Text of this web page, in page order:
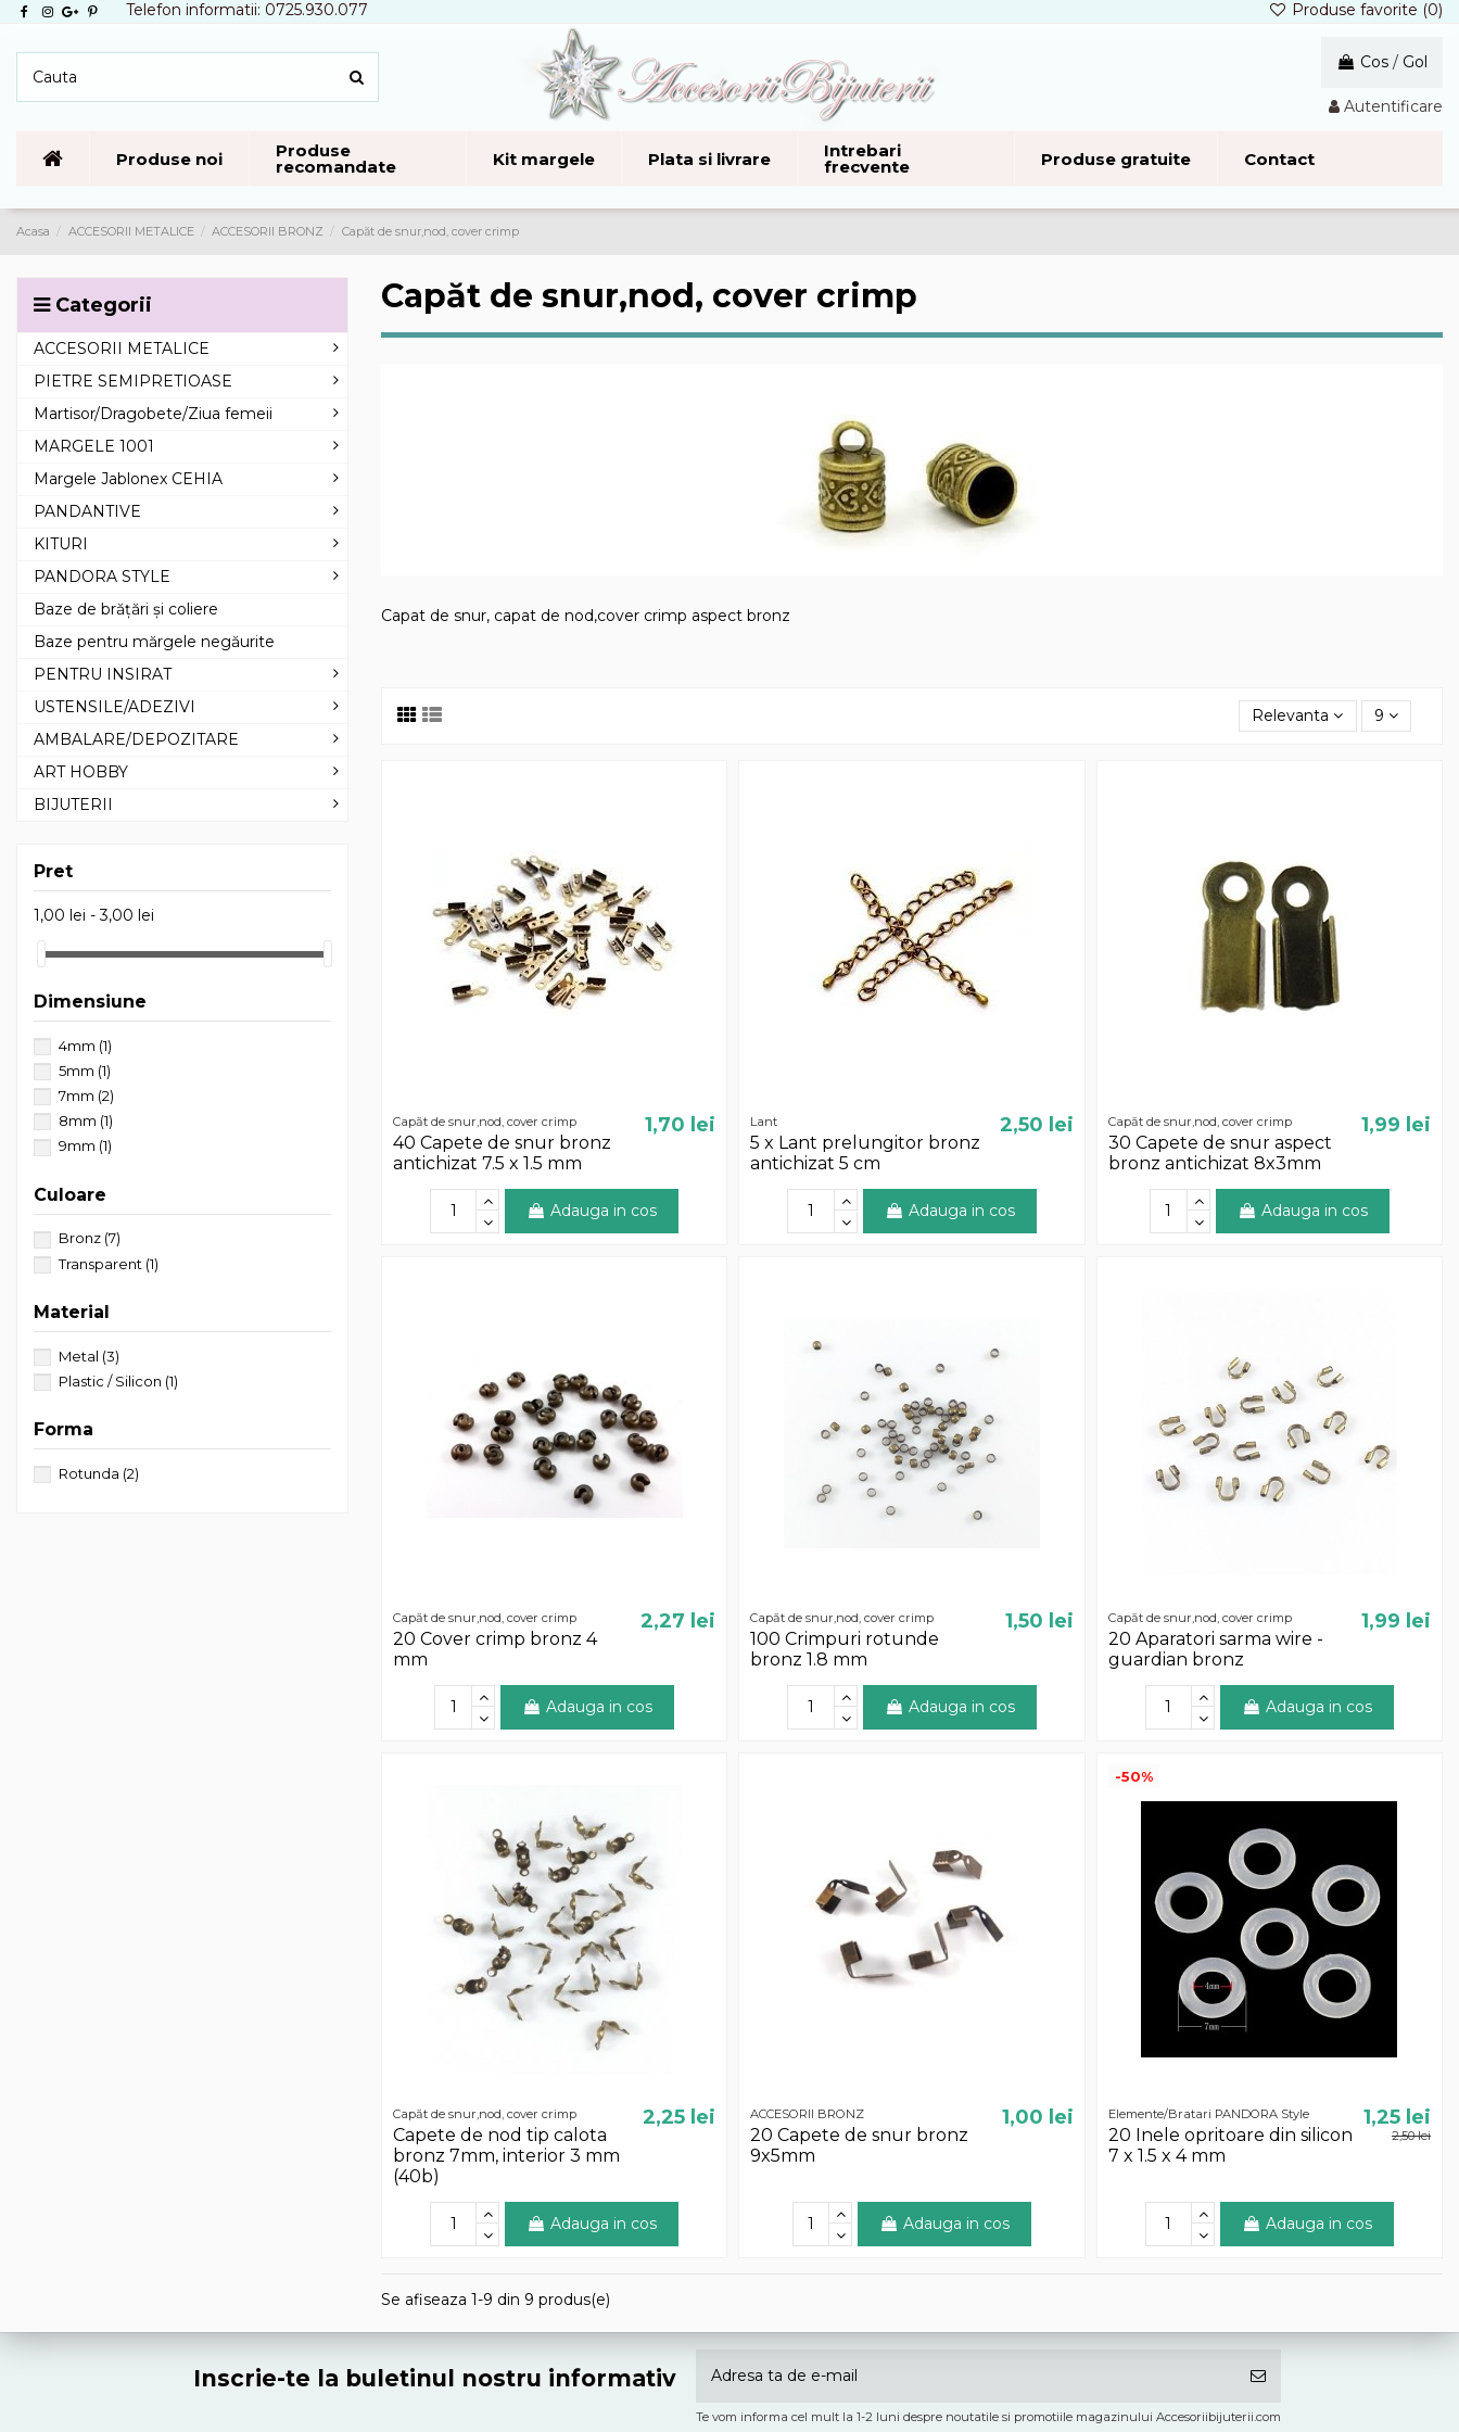
Telefon informatii: 0725.930.077 Produse favorite (0)
Cos / Gol
Autentificare
Produse noi Produse
recomandate Kit margele Plata si livrare Intrebari
frecvente Produse gratuite Contact
Acasa ACCESORII METALICE ACCESORII BRONZ Capăt de snur,nod, cover crimp
Capăt de snur,nod, cover crimp
Capat de snur, capat de nod,cover crimp aspect bronz
Relevanta 9
Capăt de snur,nod, cover crimp
40 Capete de snur bronz
antichizat 7.5 x 1.5 mm
1,70 lei
Adauga in cos
Lant
5 x Lant prelungitor bronz
antichizat 5 cm
2,50 lei
Adauga in cos
Capăt de snur,nod, cover crimp
30 Capete de snur aspect
bronz antichizat 8x3mm
1,99 lei
Adauga in cos
Capăt de snur,nod, cover crimp
20 Cover crimp bronz 4
mm
2,27 lei
Adauga in cos
Capăt de snur,nod, cover crimp
100 Crimpuri rotunde
bronz 1.8 mm
1,50 lei
Adauga in cos
Capăt de snur,nod, cover crimp
20 Aparatori sarma wire -
guardian bronz
1,99 lei
Adauga in cos
Capăt de snur,nod, cover crimp
Capete de nod tip calota
bronz 7mm, interior 3 mm
(40b)
2,25 lei
Adauga in cos
ACCESORII BRONZ
20 Capete de snur bronz
9x5mm
1,00 lei
Adauga in cos
-50%
Elemente/Bratari PANDORA Style
20 Inele opritoare din silicon
7 x 1.5 x 4 mm
1,25 lei
2,50 lei
Adauga in cos
Se afiseaza 1-9 din 9 produs(e)
Categorii
ACCESORII METALICE
PIETRE SEMIPRETIOASE
Martisor/Dragobete/Ziua femeii
MARGELE 1001
Margele Jablonex CEHIA
PANDANTIVE
KITURI
PANDORA STYLE
Baze de brățări și coliere
Baze pentru mărgele negăurite
PENTRU INSIRAT
USTENSILE/ADEZIVI
AMBALARE/DEPOZITARE
ART HOBBY
BIJUTERII
Pret
1,00 lei - 3,00 lei
Dimensiune
4mm (1)
5mm (1)
7mm (2)
8mm (1)
9mm (1)
Culoare
Bronz (7)
Transparent (1)
Material
Metal (3)
Plastic / Silicon (1)
Forma
Rotunda (2)
Inscrie-te la buletinul nostru informativ
Te vom informa cel mult la 1-2 luni despre noutatile si promotiile magazinului Accesoriibijuterii.com